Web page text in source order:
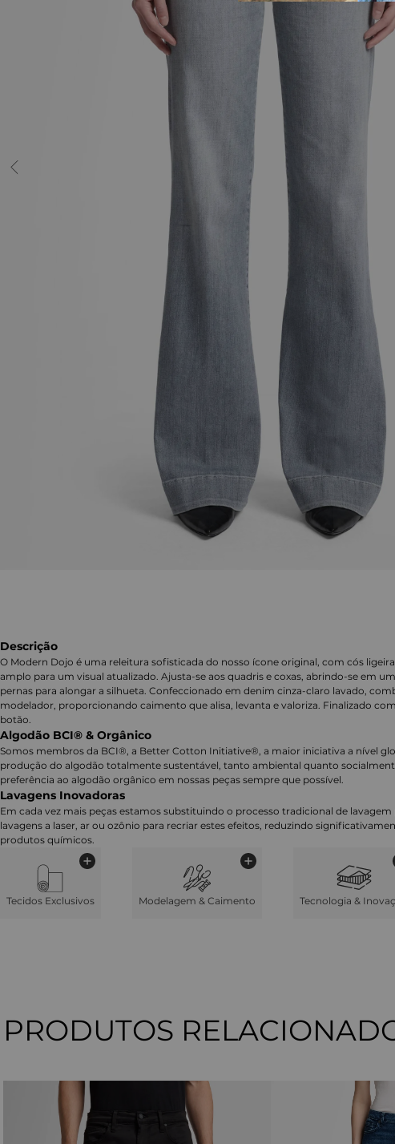
Descrição
O Modern Dojo é uma releitura sofisticada do nosso ícone original, com cós
amplo para um visual atualizado. Ajusta-se aos quadris e coxas, abrindo-se em
pernas para alongar a silhueta. Confeccionado em denim cinza-claro lavado,
modelador, proporcionando caimento que alisa, levanta e valoriza. Finalizado
botão.
Algodão BCI® & Orgânico
Somos membros da BCI®, a Better Cotton Initiative®, a maior iniciativa a nível
produção do algodão totalmente sustentável, tanto ambiental quanto
preferência ao algodão orgânico em nossas peças sempre que possível.
Lavagens Inovadoras
Em cada vez mais peças estamos substituindo o processo tradicional de
lavagens a laser, ar ou ozônio para recriar estes efeitos, reduzindo
produtos químicos.
Tecidos Exclusivos Modelagem & Caimento Tecnologia &
PRODUTOS